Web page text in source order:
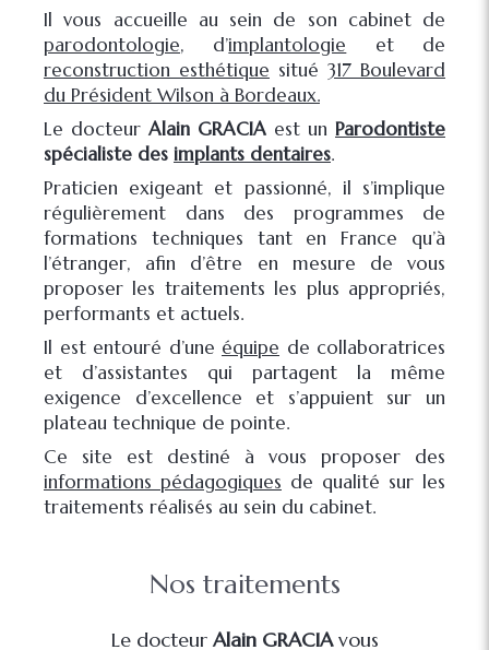
Il vous accueille au sein de son cabinet de
parodontologie, d’implantologie et de
reconstruction esthétique situé 317 Boulevard
du Président Wilson à Bordeaux.
Le docteur Alain GRACIA est un Parodontiste
spécialiste des implants dentaires.
Praticien exigeant et passionné, il s’implique
régulièrement dans des programmes de
formations techniques tant en France qu’à
l’étranger, afin d’être en mesure de vous
proposer les traitements les plus appropriés,
performants et actuels.
Il est entouré d’une équipe de collaboratrices
et d’assistantes qui partagent la même
exigence d’excellence et s’appuient sur un
plateau technique de pointe.
Ce site est destiné à vous proposer des
informations pédagogiques de qualité sur les
traitements réalisés au sein du cabinet.
Nos traitements
Le docteurAlain GRACIAvous